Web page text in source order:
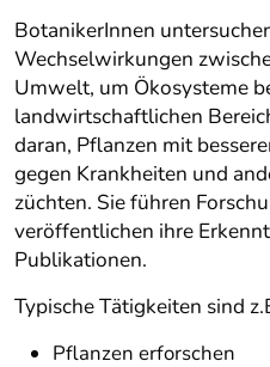
BotanikerInnen
Wechselwirkungen
Umwelt, um Ökosysteme
landwirtschaftlichen
daran, Pflanzen mit
gegen Krankheiten und
züchten. Sie führen
veröffentlichen ihre
Publikationen.
Typische Tätigkeiten sind
Pflanzen erforschen